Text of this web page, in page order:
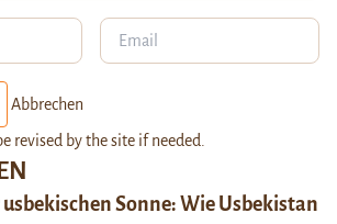
Sonne: Wie Usbekistan
Abbrechen
revised by the site if needed.